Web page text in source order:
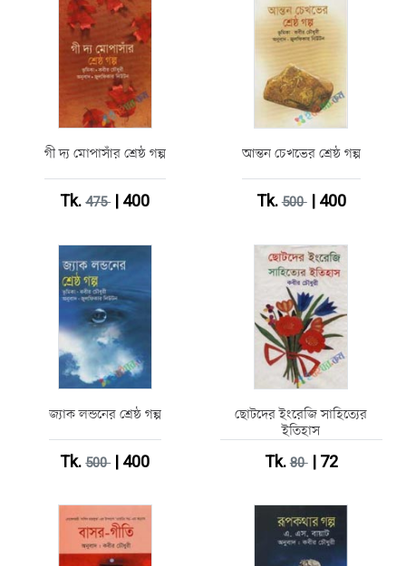
গী দ্য মোপাসাঁর শ্রেষ্ঠ গল্প
Tk.475| 400
আন্তন চেখভের শ্রেষ্ঠ গল্প
Tk.500| 400
জ্যাক লন্ডনের শ্রেষ্ঠ গল্প
Tk.500| 400
ছোটদের ইংরেজি সাহিত্যের
ইতিহাস
Tk.80| 72